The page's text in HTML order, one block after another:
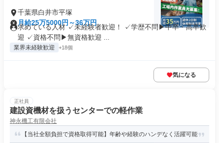
千葉県白井市平塚
月給25万5000円～36万円
求めている人材 ✓未経験者歓迎！ ✓学歴不問▶中卒・高卒歓
迎 ✓資格不問▶無資格歓迎 ...
業界未経験歓迎 +18個
気になる
正社員
建設資機材を扱うセンターでの軽作業
神永機工有限会社
【当社全額負担で資格取得可能】年齢や経験のハンデなく活躍可能